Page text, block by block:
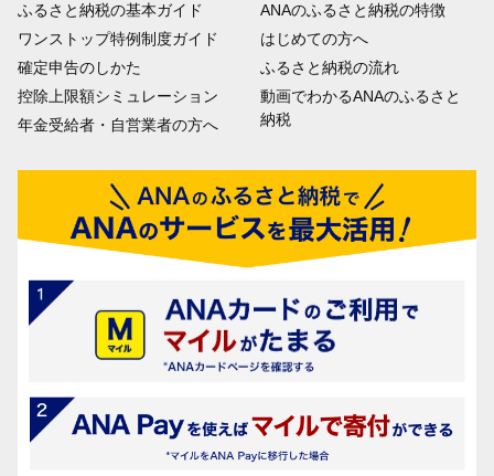
ふるさと納税の基本ガイド
ワンストップ特例制度ガイド
確定申告のしかた
控除上限額シミュレーション
年金受給者・自営業者の方へ
ANAのふるさと納税の特徴
はじめての方へ
ふるさと納税の流れ
動画でわかるANAのふるさと
納税